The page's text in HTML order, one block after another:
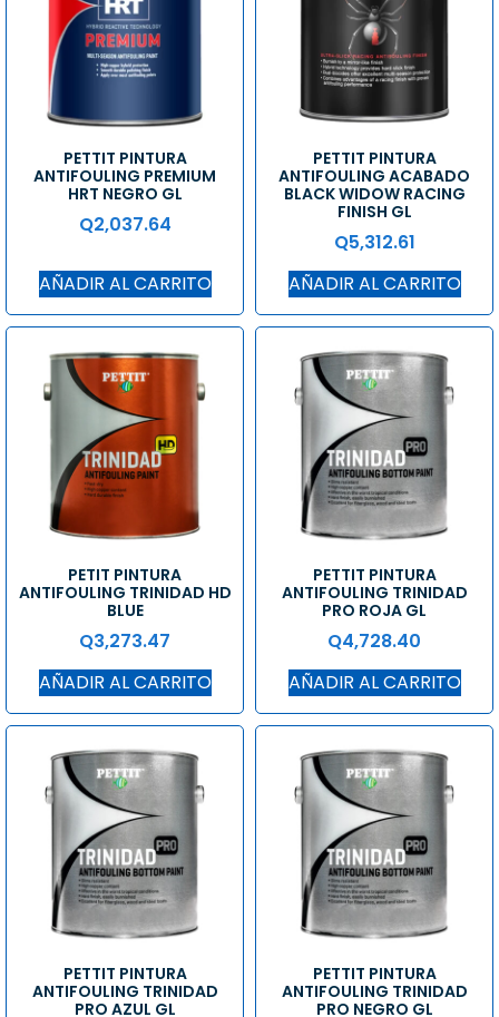
PETTIT PINTURA
ANTIFOULING PREMIUM
HRT NEGRO GL
Q2,037.64
AÑADIR AL CARRITO
PETTIT PINTURA
ANTIFOULING ACABADO
BLACK WIDOW RACING
FINISH GL
Q5,312.61
AÑADIR AL CARRITO
PETIT PINTURA
ANTIFOULING TRINIDAD HD
BLUE
Q3,273.47
AÑADIR AL CARRITO
PETTIT PINTURA
ANTIFOULING TRINIDAD
PRO ROJA GL
Q4,728.40
AÑADIR AL CARRITO
PETTIT PINTURA
ANTIFOULING TRINIDAD
PRO AZUL GL
PETTIT PINTURA
ANTIFOULING TRINIDAD
PRO NEGRO GL